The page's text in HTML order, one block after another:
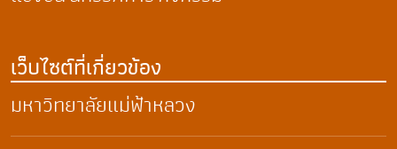
เว็บไซต์ที่เกี่ยวข้อง
มหาวิทยาลัยแม่ฟ้าหลวง